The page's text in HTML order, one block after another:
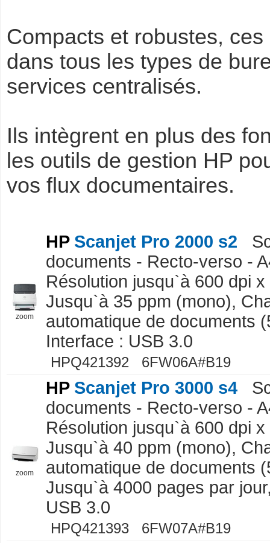
Compacts et robustes,
dans tous les types de
services centralisés.
Ils intègrent en plus des
les outils de gestion HP
vos flux documentaires.
zoom
HPScanjet Pro 2000 s2
documents - Recto-verso -
Résolution jusqu`à 600 dpi
Jusqu`à 35 ppm (mono),
automatique de documents
Interface : USB 3.0
HPQ421392 6FW06A#B19
zoom
HPScanjet Pro 3000 s4
documents - Recto-verso -
Résolution jusqu`à 600 dpi
Jusqu`à 40 ppm (mono),
automatique de documents
Jusqu`à 4000 pages par
USB 3.0
HPQ421393 6FW07A#B19